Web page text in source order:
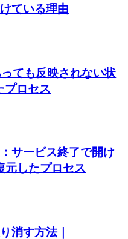
ている理由
ても反映されない状
プロセス
サービス終了で開け
元したプロセス
消す方法｜